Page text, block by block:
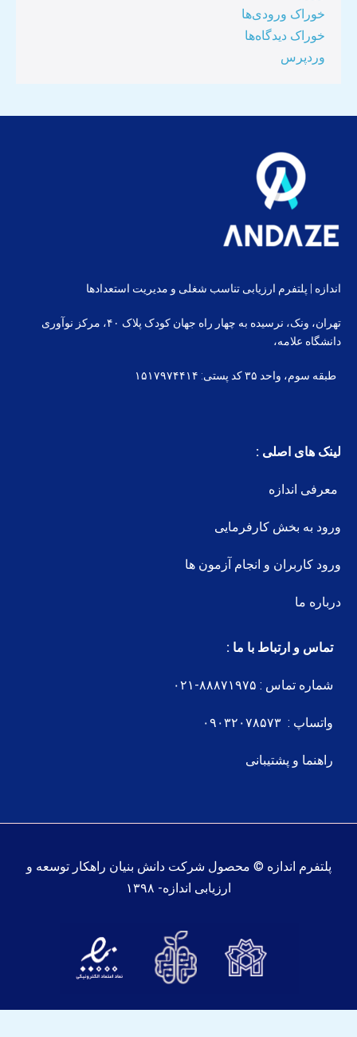
خوراک ورودی‌ها
خوراک دیدگاه‌ها
وردپرس
اندازه | پلتفرم ارزیابی تناسب شغلی و مدیریت استعدادها
تهران، ونک، نرسیده به چهار راه جهان کودک پلاک ۴۰، مرکز نوآوری
دانشگاه علامه،
طبقه سوم، واحد ۳۵ کد پستی: ۱۵۱۷۹۷۴۴۱۴
لینک های اصلی :
معرفی اندازه
ورود به بخش کارفرمایی
ورود کاربران و انجام آزمون ها
درباره ما
تماس و ارتباط با ما :
شماره تماس : ۸۸۸۷۱۹۷۵-۰۲۱
واتساپ : ۰۹۰۳۲۰۷۸۵۷۳
راهنما و پشتیبانی
پلتفرم اندازه © محصول شرکت دانش بنیان راهکار توسعه و
ارزیابی اندازه- ۱۳۹۸